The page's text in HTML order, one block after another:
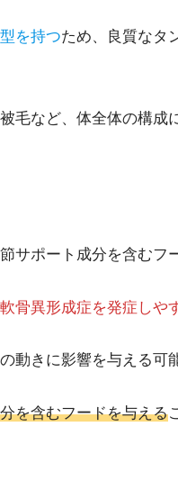
を持つため、良質なタ
毛など、体全体の構成
サポート成分を含むフ
骨異形成症を発症しや
動きに影響を与える可
を含むフードを与える